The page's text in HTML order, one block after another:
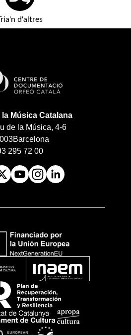
d'altres
la Música Catalana
de la Música, 4-6
Barcelona
295 72 00